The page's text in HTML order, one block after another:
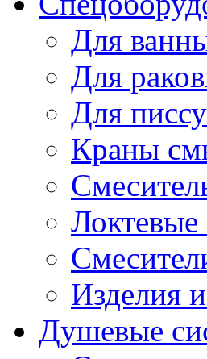
Для
Для
Для
Краны
Локтевые
Изделия
Душевые